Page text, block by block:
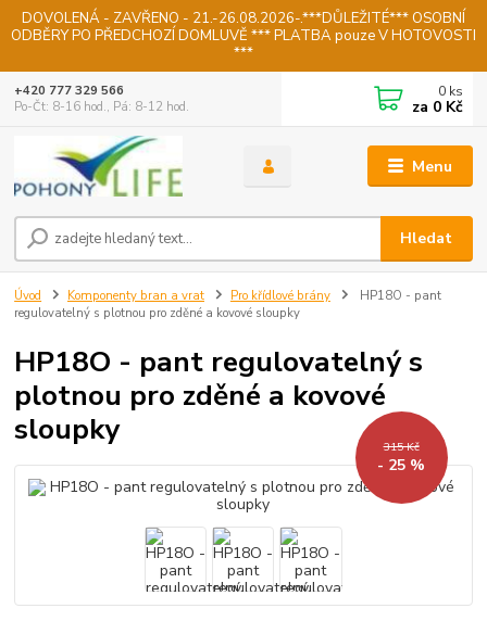
DOVOLENÁ - ZAVŘENO - 21.-26.08.2026-.***DŮLEŽITÉ*** OSOBNÍ
ODBĚRY PO PŘEDCHOZÍ DOMLUVĚ *** PLATBA pouze V HOTOVOSTI
***
Menu
Hledat
+420 777 329 566
Po-Čt: 8-16 hod., Pá: 8-12 hod.
0 ks
za 0 Kč
Úvod Komponenty bran a vrat Pro křídlové brány
HP18O - pant
regulovatelný s plotnou pro zděné a kovové sloupky
HP18O - pant regulovatelný s
plotnou pro zděné a kovové
sloupky
315 Kč
- 25 %